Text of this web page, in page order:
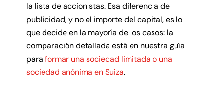
la lista de accionistas. Esa diferencia de
publicidad, y no el importe del capital, es lo
que decide en la mayoría de los casos: la
comparación detallada está en nuestra guía
para formar una sociedad limitada o una
sociedad anónima en Suiza.